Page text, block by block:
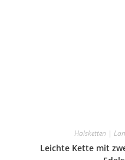
Halsketten |
Leichte Kette mit